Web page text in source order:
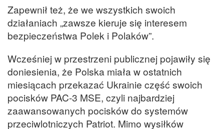
Zapewnił też, że we wszystkich swoich
działaniach „zawsze kieruje się interesem
bezpieczeństwa Polek i Polaków”.
Wcześniej w przestrzeni publicznej pojawiły się
doniesienia, że Polska miała w ostatnich
miesiącach przekazać Ukrainie część swoich
pocisków PAC-3 MSE, czyli najbardziej
zaawansowanych pocisków do systemów
przeciwlotniczych Patriot. Mimo wysiłków